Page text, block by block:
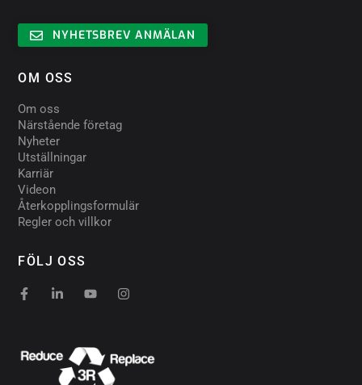
NYHETSBREV ANMÄLAN
OM OSS
Om oss
Närstående företag
Nyheter
Utställningar
Karriär
Videon
Återkopplingsformulär
Regler och villkor
FÖLJ OSS